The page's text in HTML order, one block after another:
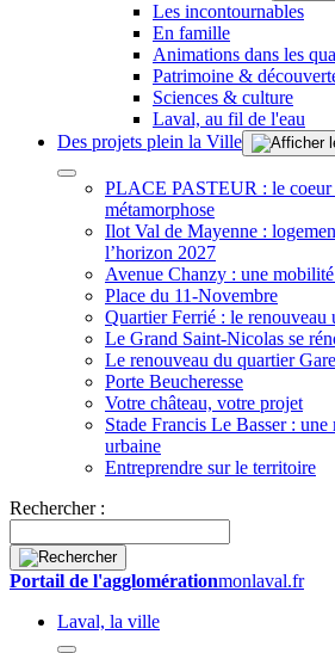
Les incontournables
En famille
Animations dans les
Patrimoine &
Sciences & culture
Laval, au fil de l'eau
Des projets plein la Ville
PLACE PASTEUR : le coeur
métamorphose
Ilot Val de Mayenne :
l’horizon 2027
Avenue Chanzy : une
Place du 11-Novembre
Quartier Ferrié : le renouveau
Le Grand Saint-Nicolas se
Le renouveau du quartier Gare
Porte Beucheresse
Votre château, votre projet
Stade Francis Le Basser :
urbaine
Entreprendre sur le territoire
Rechercher :
Portail de l'agglomérationmonlaval.fr
Laval, la ville